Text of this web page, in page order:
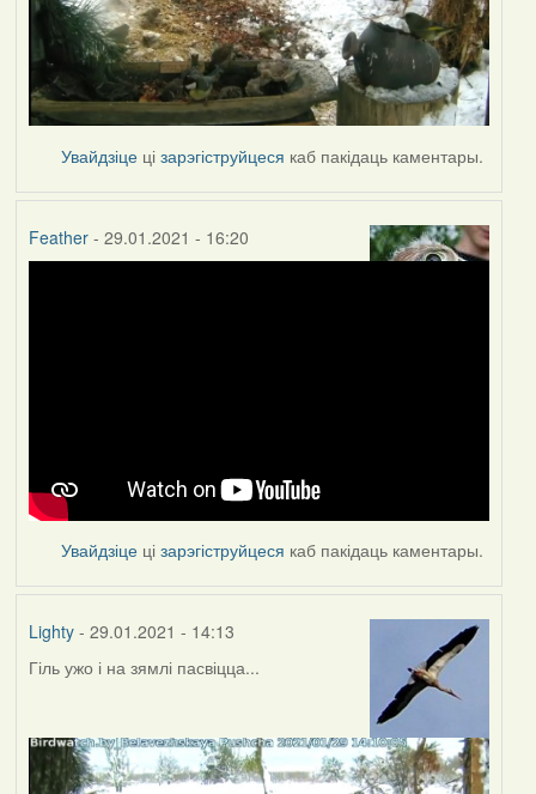
Увайдзіце цізарэгіструйцеся каб пакідаць каментары.
Feather- 29.01.2021 - 16:20
Увайдзіце цізарэгіструйцеся каб пакідаць каментары.
Lighty- 29.01.2021 - 14:13
Гіль ужо і на зямлі пасвіцца...